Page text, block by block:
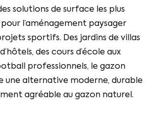
solutions de surface les plus
l’aménagement paysager
sportifs. Des jardins de villas
des cours d’école aux
professionnels, le gazon
alternative moderne, durable
agréable au gazon naturel.